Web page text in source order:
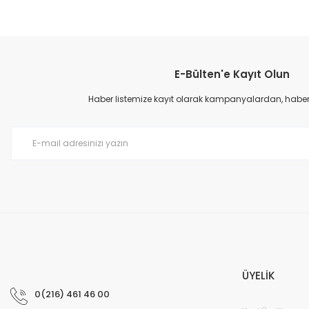
Ürün resmi kalitesiz, bozuk veya görüntülenemiyor.
Ürün açıklamasında eksik bilgiler bulunuyor.
E-Bülten'e Kayıt Olun
Haber listemize kayıt olarak kampanyalardan,
0(216) 461 46 00
ÜYELİK